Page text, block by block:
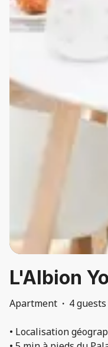
L'Albion
Apartment · 4 guests
• Localisation